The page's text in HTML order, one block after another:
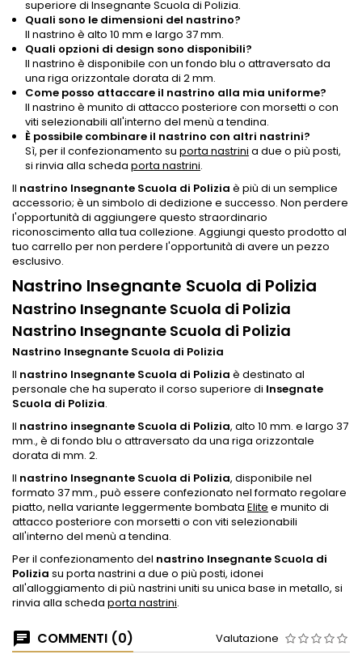
superiore di Insegnante Scuola di Polizia.
Quali sono le dimensioni del nastrino?
Il nastrino è alto 10 mm e largo 37 mm.
Quali opzioni di design sono disponibili?
Il nastrino è disponibile con un fondo blu o attraversato da
una riga orizzontale dorata di 2 mm.
Come posso attaccare il nastrino alla mia uniforme?
Il nastrino è munito di attacco posteriore con morsetti o con
viti selezionabili all'interno del menù a tendina.
È possibile combinare il nastrino con altri nastrini?
Sì, per il confezionamento su porta nastrini a due o più posti,
si rinvia alla scheda porta nastrini.
Il nastrino Insegnante Scuola di Polizia è più di un semplice
accessorio; è un simbolo di dedizione e successo. Non perdere
l'opportunità di aggiungere questo straordinario
riconoscimento alla tua collezione. Aggiungi questo prodotto al
tuo carrello per non perdere l'opportunità di avere un pezzo
esclusivo.
Nastrino Insegnante Scuola di Polizia
Nastrino Insegnante Scuola di Polizia
Nastrino Insegnante Scuola di Polizia
Nastrino Insegnante Scuola di Polizia
Il nastrino Insegnante Scuola di Polizia è destinato al
personale che ha superato il corso superiore di Insegnate
Scuola di Polizia.
Il nastrino insegnante Scuola di Polizia, alto 10 mm. e largo 37
mm., è di fondo blu o attraversato da una riga orizzontale
dorata di mm. 2.
Il nastrino Insegnante Scuola di Polizia, disponibile nel
formato 37 mm., può essere confezionato nel formato regolare
piatto, nella variante leggermente bombata Elite e munito di
attacco posteriore con morsetti o con viti selezionabili
all'interno del menù a tendina.
Per il confezionamento del nastrino Insegnante Scuola di
Polizia su porta nastrini a due o più posti, idonei
all'alloggiamento di più nastrini uniti su unica base in metallo, si
rinvia alla scheda porta nastrini.
COMMENTI (0) Valutazione